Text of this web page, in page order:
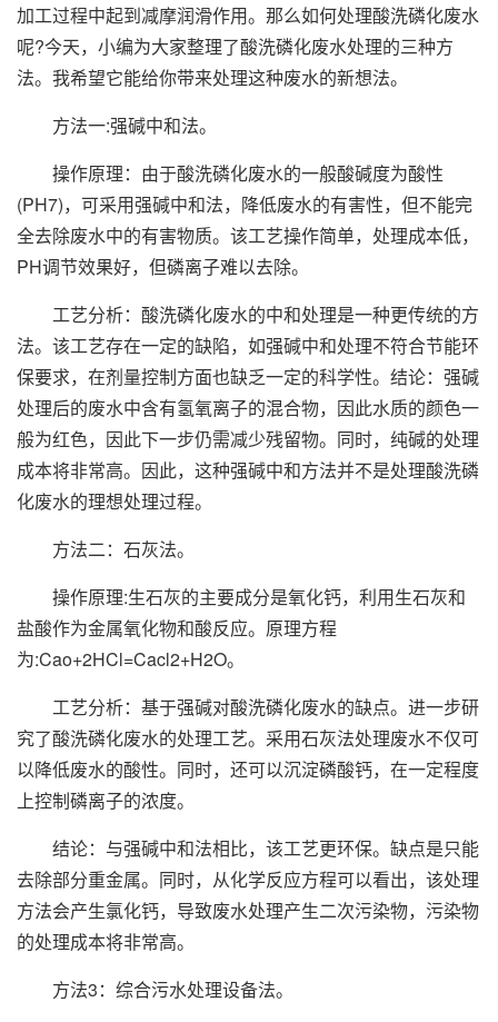
加工过程中起到减摩润滑作用。那么如何处理酸洗磷化废水
呢?今天，小编为大家整理了酸洗磷化废水处理的三种方
法。我希望它能给你带来处理这种废水的新想法。
方法一:强碱中和法。
操作原理：由于酸洗磷化废水的一般酸碱度为酸性
(PH7)，可采用强碱中和法，降低废水的有害性，但不能完
全去除废水中的有害物质。该工艺操作简单，处理成本低，
PH调节效果好，但磷离子难以去除。
工艺分析：酸洗磷化废水的中和处理是一种更传统的方
法。该工艺存在一定的缺陷，如强碱中和处理不符合节能环
保要求，在剂量控制方面也缺乏一定的科学性。结论：强碱
处理后的废水中含有氢氧离子的混合物，因此水质的颜色一
般为红色，因此下一步仍需减少残留物。同时，纯碱的处理
成本将非常高。因此，这种强碱中和方法并不是处理酸洗磷
化废水的理想处理过程。
方法二：石灰法。
操作原理:生石灰的主要成分是氧化钙，利用生石灰和
盐酸作为金属氧化物和酸反应。原理方程
为:Cao+2HCl=Cacl2+H2O。
工艺分析：基于强碱对酸洗磷化废水的缺点。进一步研
究了酸洗磷化废水的处理工艺。采用石灰法处理废水不仅可
以降低废水的酸性。同时，还可以沉淀磷酸钙，在一定程度
上控制磷离子的浓度。
结论：与强碱中和法相比，该工艺更环保。缺点是只能
去除部分重金属。同时，从化学反应方程可以看出，该处理
方法会产生氯化钙，导致废水处理产生二次污染物，污染物
的处理成本将非常高。
方法3：综合污水处理设备法。